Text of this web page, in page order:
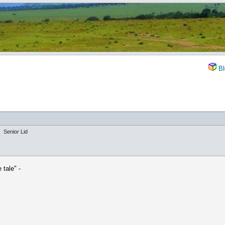
Senior Lid
tale" -